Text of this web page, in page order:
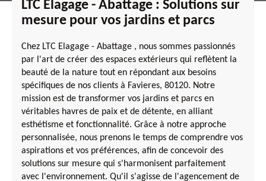
LTC Elagage - Abattage : Solutions sur
mesure pour vos jardins et parcs
Chez LTC Elagage - Abattage , nous sommes passionnés
par l'art de créer des espaces extérieurs qui reflètent la
beauté de la nature tout en répondant aux besoins
spécifiques de nos clients à Favieres, 80120. Notre
mission est de transformer vos jardins et parcs en
véritables havres de paix et de détente, en alliant
esthétisme et fonctionnalité. Grâce à notre approche
personnalisée, nous prenons le temps de comprendre vos
aspirations et vos préférences, afin de concevoir des
solutions sur mesure qui s'harmonisent parfaitement
avec l'environnement. Qu'il s'agisse de l'agencement de